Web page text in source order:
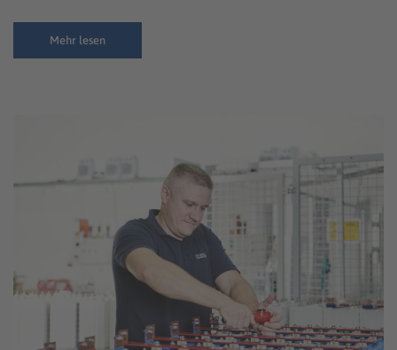
Mehr lesen